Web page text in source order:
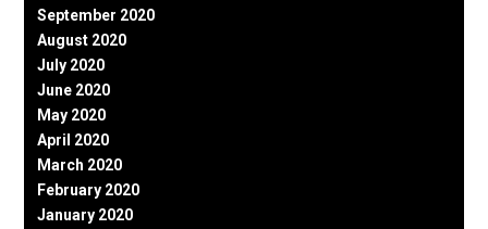
September 2020
August 2020
July 2020
June 2020
May 2020
April 2020
March 2020
February 2020
January 2020